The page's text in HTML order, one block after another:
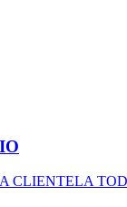
CLIENTELA